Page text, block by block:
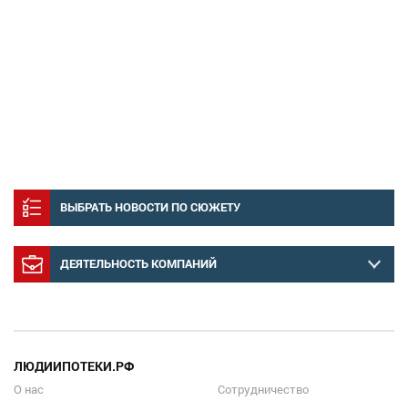
ВЫБРАТЬ НОВОСТИ ПО СЮЖЕТУ
ДЕЯТЕЛЬНОСТЬ КОМПАНИЙ
ЛЮДИИПОТЕКИ.РФ
О нас
Сотрудничество